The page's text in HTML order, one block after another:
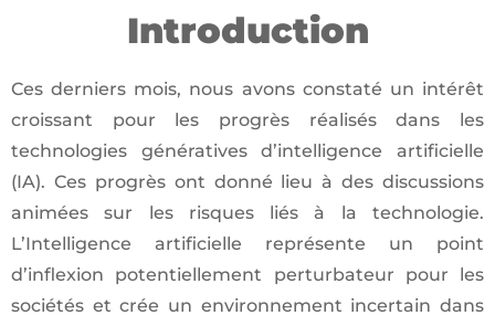
Introduction
Ces derniers mois, nous avons constaté un intérêt
croissant pour les progrès réalisés dans les
technologies génératives d’intelligence artificielle
(IA). Ces progrès ont donné lieu à des discussions
animées sur les risques liés à la technologie.
L’Intelligence artificielle représente un point
d’inflexion potentiellement perturbateur pour les
sociétés et crée un environnement incertain dans